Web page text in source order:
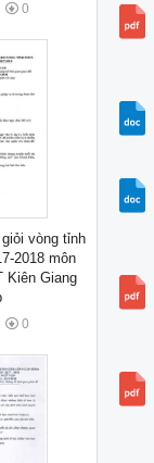
0
vòng tỉnh
2018 môn
Kiên Giang
0